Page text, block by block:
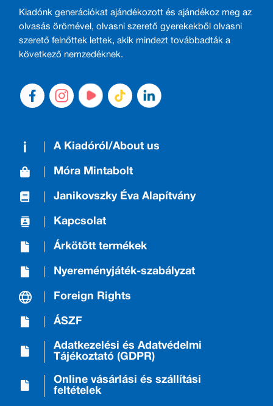
Kiadónk generációkat ajándékozott és ajándékoz meg az
olvasás örömével, olvasni szerető gyerekekből olvasni
szerető felnőttek lettek, akik mindezt továbbadták a
következő nemzedéknek.
A Kiadóról/About us
Móra Mintabolt
Janikovszky Éva Alapítvány
Kapcsolat
Árkötött termékek
Nyereményjáték-szabályzat
Foreign Rights
ÁSZF
Adatkezelési és Adatvédelmi
Tájékoztató (GDPR)
Online vásárlási és szállítási
feltételek